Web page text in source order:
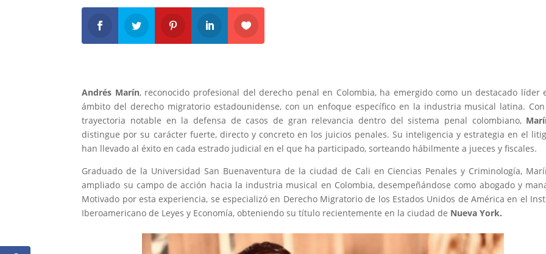
Andrés Marín, reconocido profesional del derecho penal en Colombia, ha emergido como un destacado líder
ámbito del derecho migratorio estadounidense, con un enfoque específico en la industria musical latina.
trayectoria notable en la defensa de casos de gran relevancia dentro del sistema penal colombiano,
distingue por su carácter fuerte, directo y concreto en los juicios penales. Su inteligencia y estrategia en el
han llevado al éxito en cada estrado judicial en el que ha participado, sorteando hábilmente a jueces y fiscales.
Graduado de la Universidad San Buenaventura de la ciudad de Cali en Ciencias Penales y Criminología,
ampliado su campo de acción hacia la industria musical en Colombia, desempeñándose como abogado y
Motivado por esta experiencia, se especializó en Derecho Migratorio de los Estados Unidos de América en el
Iberoamericano de Leyes y Economía, obteniendo su título recientemente en la ciudad de Nueva York.